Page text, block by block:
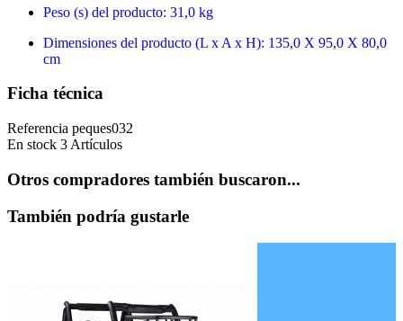
Peso (s) del producto: 31,0 kg
Dimensiones del producto (L x A x H): 135,0 X 95,0 X 80,0
cm
Ficha técnica
Referencia peques032
En stock 3 Artículos
Otros compradores también buscaron...
También podría gustarle